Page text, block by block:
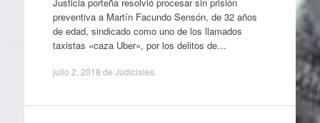
preventiva a Martín Facundo Sensón, de 32 años
de edad, sindicado como uno de los llamados
taxistas «caza Uber», por los delitos de…
julio 2, 2018 de Judiciales.